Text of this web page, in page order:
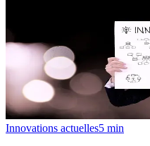
Innovations actuelles5 min